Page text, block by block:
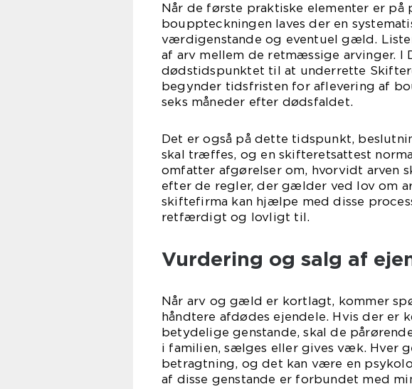
Når de første praktiske elementer er
bouppteckningen laves der en
værdigenstande og eventuel gæld.
af arv mellem de retmæssige arvinger. I
dødstidspunktet til at underrette
begynder tidsfristen for aflevering af
seks måneder efter dødsfaldet.
Det er også på dette tidspunkt,
skal træffes, og en skifteretsattest
omfatter afgørelser om, hvorvidt arven
efter de regler, der gælder ved lov om
skiftefirma kan hjælpe med disse
retfærdigt og lovligt til.
Vurdering og salg af
Når arv og gæld er kortlagt, kommer
håndtere afdødes ejendele. Hvis der er
betydelige genstande, skal de
i familien, sælges eller gives væk. Hver
betragtning, og det kan være en
af disse genstande er forbundet med